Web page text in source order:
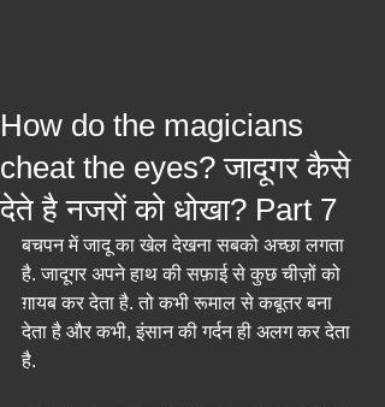
How do the magicians
cheat the eyes? जादूगर कैसे
देते है नजरों को धोखा? Part 7
बचपन में जादू का खेल देखना सबको अच्छा लगता
है. जादूगर अपने हाथ की सफ़ाई से कुछ चीज़ों को
ग़ायब कर देता है. तो कभी रूमाल से कबूतर बना
देता है और कभी, इंसान की गर्दन ही अलग कर देता
है.